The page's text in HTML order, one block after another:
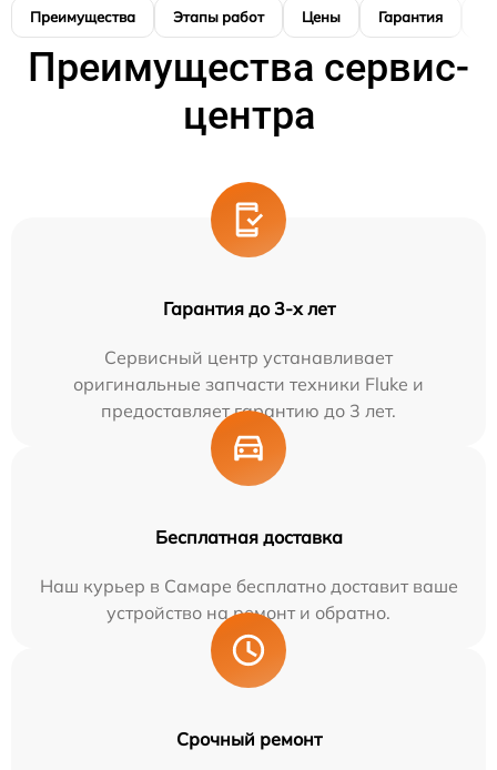
Преимущества Этапы работ Цены Гарантия
Преимущества сервис-
центра
Гарантия до 3-х лет
Сервисный центр устанавливает
оригинальные запчасти техники Fluke и
предоставляет гарантию до 3 лет.
Бесплатная доставка
Наш курьер в Самаре бесплатно доставит ваше
устройство на ремонт и обратно.
Срочный ремонт